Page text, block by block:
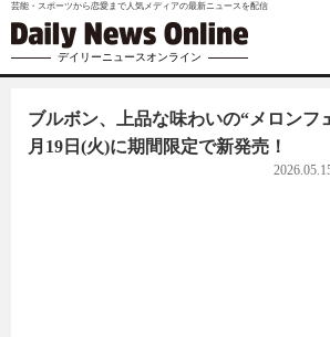
芸能・スポーツから恋愛まで人気メディアの最新ニュースを配信
デイリーニュースオンライン
ブルボン、上品な味わいの“メロンフ
月19日(火)に期間限定で新発売！